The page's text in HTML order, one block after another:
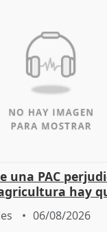
una PAC
hay
06/08/2026